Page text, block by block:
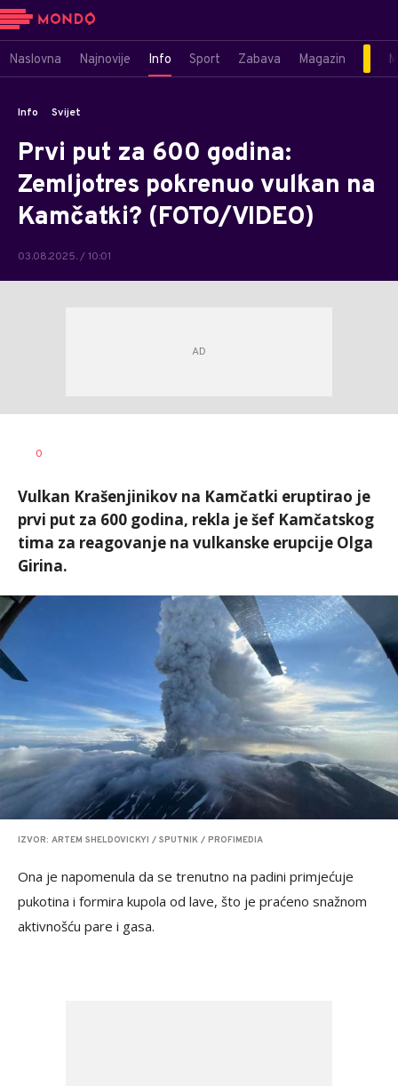
Naslovna Najnovije Info Sport Zabava Magazin
Info Svijet
Prvi put za 600 godina:
Zemljotres pokrenuo vulkan na
Kamčatki? (FOTO/VIDEO)
03.08.2025. / 10:01
AUTOR
0
Vulkan Krašenjinikov na Kamčatki eruptirao je
prvi put za 600 godina, rekla je šef Kamčatskog
tima za reagovanje na vulkanske erupcije Olga
Girina.
IZVOR: ARTEM SHELDOVICKYI / SPUTNIK / PROFIMEDIA
Ona je napomenula da se trenutno na padini primjećuje
pukotina i formira kupola od lave, što je praćeno snažnom
aktivnošću pare i gasa.